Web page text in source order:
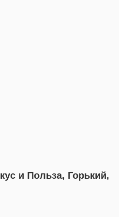
и Польза, Горький,